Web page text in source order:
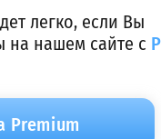
легко, если Вы
на нашем сайте с
Premium